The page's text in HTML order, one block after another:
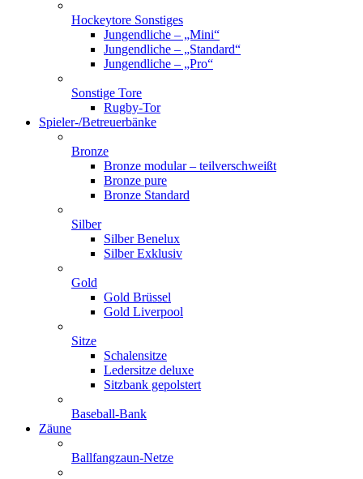
Hockeytore Sonstiges
Jungendliche – „Mini“
Jungendliche – „Standard“
Jungendliche – „Pro“
Sonstige Tore
Rugby-Tor
Spieler-/Betreuerbänke
Bronze
Bronze modular – teilverschweißt
Bronze pure
Bronze Standard
Silber
Silber Benelux
Silber Exklusiv
Gold
Gold Brüssel
Gold Liverpool
Sitze
Schalensitze
Ledersitze deluxe
Sitzbank gepolstert
Baseball-Bank
Zäune
Ballfangzaun-Netze